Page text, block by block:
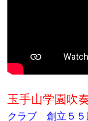
玉手山学園吹
クラブ 創立５５